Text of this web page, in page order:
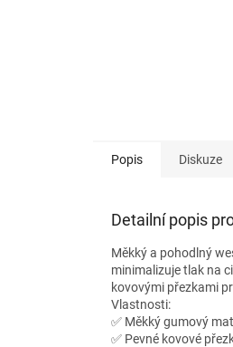
Popis Diskuze
Detailní popis
Měkký a pohodlný
minimalizuje tlak na
kovovými přezkami
Vlastnosti:
✅ Měkký gumový
✅ Pevné kovové